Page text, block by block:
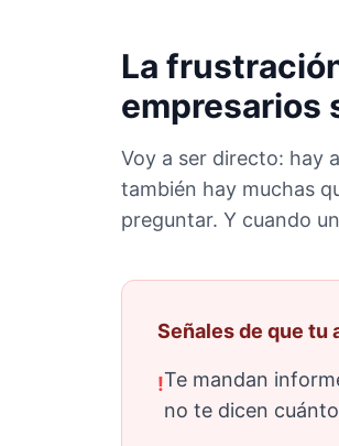
La
empresarios
Voy a ser directo: hay
también hay muchas
preguntar. Y cuando
Señales de que tu
!Te mandan
no te dicen